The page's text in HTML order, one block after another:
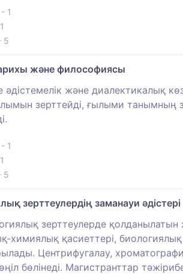
1
5
және философиясы
әдістемелік және диалектикалық
зерттейді, ғылыми танымның
1
5
зерттеулердің заманауи әдістері
зерттеулерде
химиялық қасиеттері,
Центрифугалау,
бөлінеді. Магистранттар